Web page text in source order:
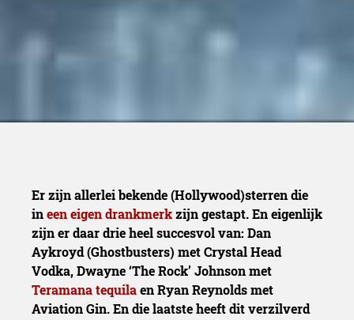
Er zijn allerlei bekende (Hollywood)sterren die
ineen eigen drankmerkzijn gestapt. En eigenlijk
zijn er daar drie heel succesvol van: Dan
Aykroyd (Ghostbusters) met Crystal Head
Vodka, Dwayne ‘The Rock’ Johnson met
Teramana tequilaen Ryan Reynolds met
Aviation Gin. En die laatste heeft dit verzilverd